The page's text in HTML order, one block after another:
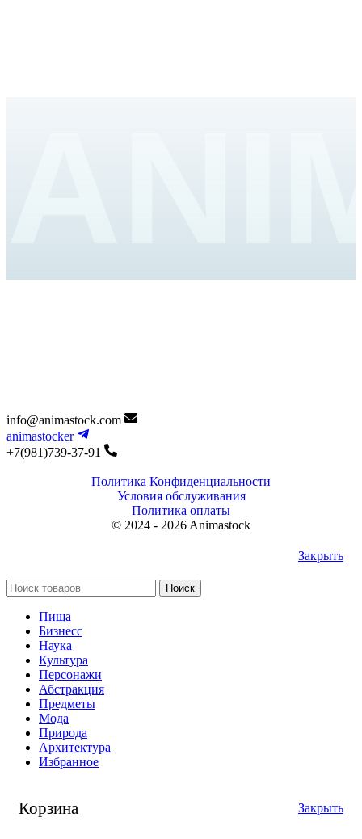
info@animastock.com
animastocker
+7(981)739-37-91
Политика Конфиденциальности
Условия обслуживания
Политика оплаты
© 2024 - 2026 Animastock
Закрыть
Поиск
Пища
Бизнесс
Наука
Культура
Персонажи
Абстракция
Предметы
Мода
Природа
Архитектура
Избранное
Корзина Закрыть